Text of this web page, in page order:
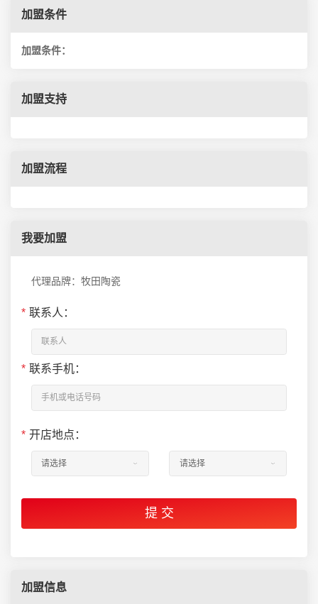
加盟条件
加盟条件：
加盟支持
加盟流程
我要加盟
代理品牌：牧田陶瓷
* 联系人：
* 联系手机：
* 开店地点：
加盟信息